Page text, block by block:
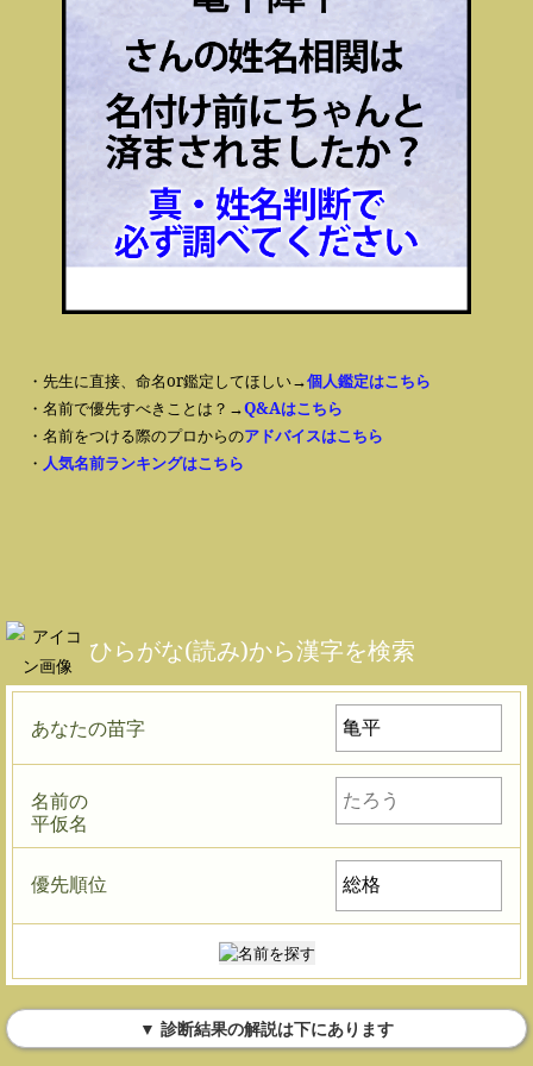
・先生に直接、命名or鑑定してほしい→個人鑑定はこちら
・名前で優先すべきことは？→Q&Aはこちら
・名前をつける際のプロからのアドバイスはこちら
・ 人気名前ランキングはこちら
ひらがな(読み)から漢字を検索
あなたの苗字
名前の
平仮名
優先順位
▼ 診断結果の解説は下にあります